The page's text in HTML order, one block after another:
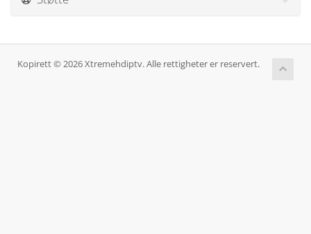
Kopirett © 2026 Xtremehdiptv. Alle rettigheter er reservert.